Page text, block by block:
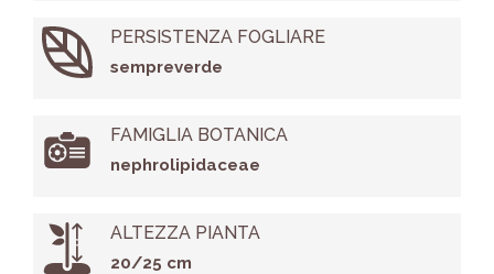
PERSISTENZA FOGLIARE
sempreverde
FAMIGLIA BOTANICA
nephrolipidaceae
ALTEZZA PIANTA
20/25 cm